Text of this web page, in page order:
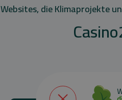
Websites, die Klimaprojekte